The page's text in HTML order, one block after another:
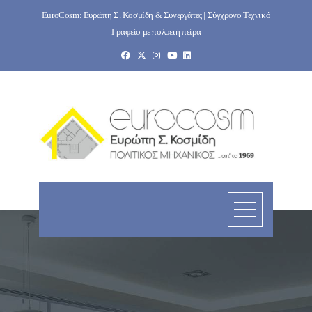
EuroCosm: Ευρώπη Σ. Κοσμίδη & Συνεργάτες | Σύγχρονο Τεχνικό
Γραφείο με πολυετή πείρα